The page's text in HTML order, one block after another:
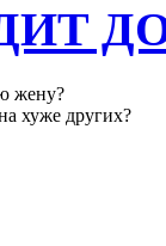
жену?
хуже других?